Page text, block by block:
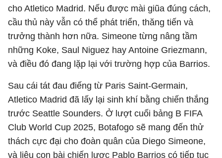
cho Atletico Madrid. Nếu được mài giũa đúng cách,
cầu thủ này vẫn có thể phát triển, thăng tiến và
trưởng thành hơn nữa. Simeone từng nâng tầm
những Koke, Saul Niguez hay Antoine Griezmann,
và điều đó đang lặp lại với trường hợp của Barrios.
Sau cái tát đau điếng từ Paris Saint-Germain,
Atletico Madrid đã lấy lại sinh khí bằng chiến thắng
trước Seattle Sounders. Ở lượt cuối bảng B FIFA
Club World Cup 2025, Botafogo sẽ mang đến thử
thách cực đại cho đoàn quân của Diego Simeone,
và liệu con bài chiến lược Pablo Barrios có tiếp tục